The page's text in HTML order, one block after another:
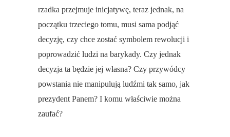
rzadka przejmuje inicjatywę, teraz jednak, na
początku trzeciego tomu, musi sama podjąć
decyzję, czy chce zostać symbolem rewolucji i
poprowadzić ludzi na barykady. Czy jednak
decyzja ta będzie jej własna? Czy przywódcy
powstania nie manipulują ludźmi tak samo, jak
prezydent Panem? I komu właściwie można
zaufać?